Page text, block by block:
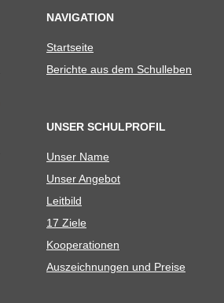
NAVIGATION
Start­seite
Berichte aus dem Schulleben
UNSER SCHULPROFIL
Unser Name
Unser Ange­bot
Leit­bild
17 Ziele
Koope­ra­tio­nen
Aus­zeich­nun­gen und Preise